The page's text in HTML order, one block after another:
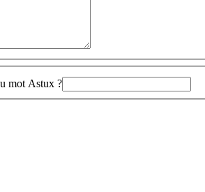
mot Astux ?